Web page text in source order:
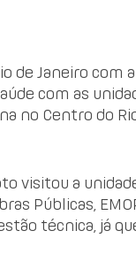
de Janeiro com
com as
no Centro do
visitou a
Públicas,
técnica, já